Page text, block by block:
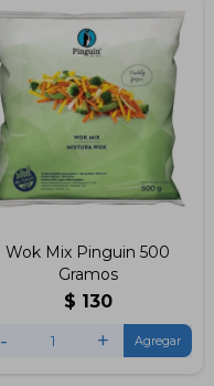
Wok Mix Pinguin 500
Gramos
$ 130
- +